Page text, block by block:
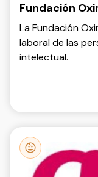
Fundación
La Fundación
laboral de las
intelectual.